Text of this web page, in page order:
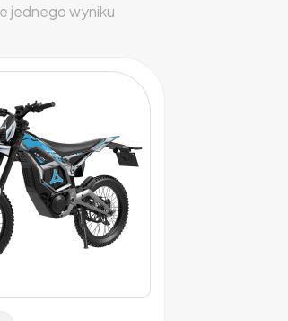
jednego wyniku